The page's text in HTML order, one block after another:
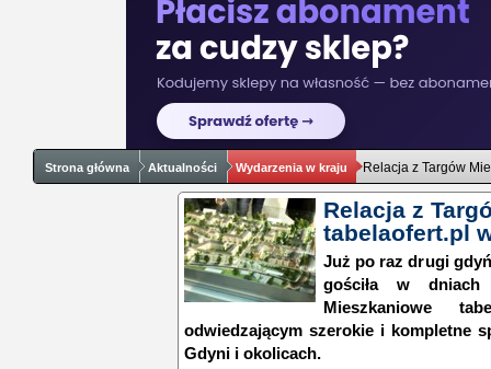
Strona główna Aktualności Wydarzenia w kraju Relacja z Targów
Relacja z
tabelaofert.pl
Już po raz drugi
gościła w
Mieszkaniowe
odwiedzającym szerokie i kompletne
Gdyni i okolicach.